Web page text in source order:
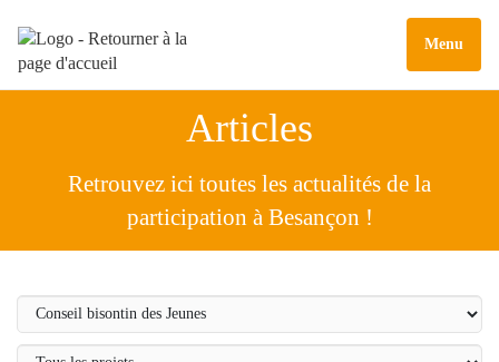
Menu
Articles
Retrouvez ici toutes les actualités de la
participation à Besançon !
Thème
Projet